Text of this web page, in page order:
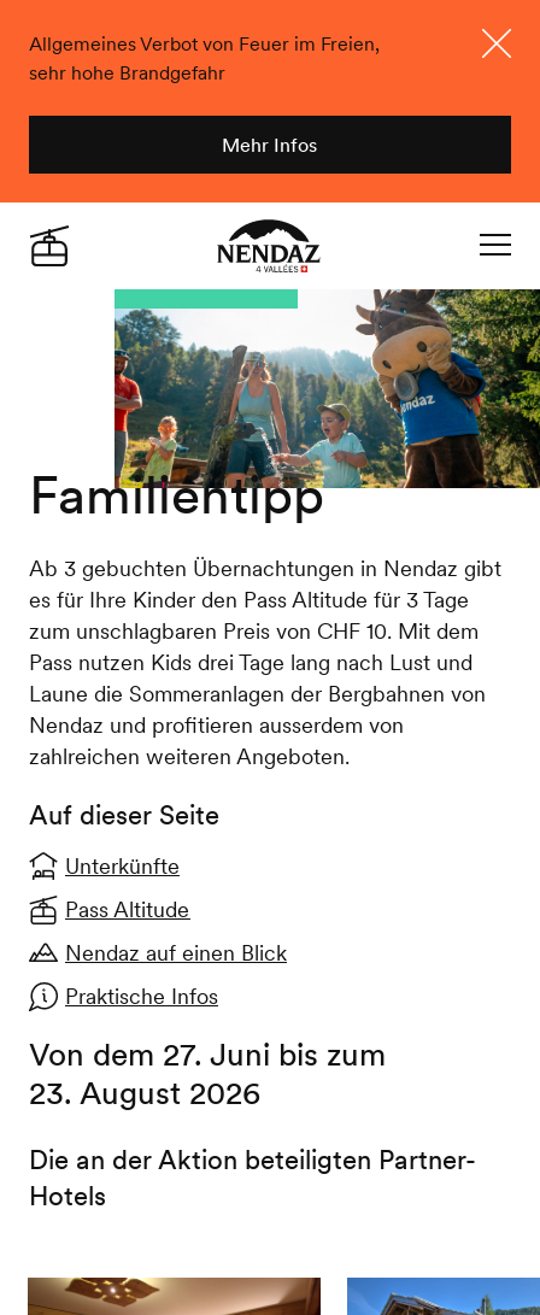
Allgemeines Verbot von Feuer im Freien,
sehr hohe Brandgefahr
Mehr Infos
Nendaz
Familientipp
Ab 3 gebuchten Übernachtungen in Nendaz gibt
es für Ihre Kinder den Pass Altitude für 3 Tage
zum unschlagbaren Preis von CHF 10. Mit dem
Pass nutzen Kids drei Tage lang nach Lust und
Laune die Sommeranlagen der Bergbahnen von
Nendaz und profitieren ausserdem von
zahlreichen weiteren Angeboten.
Auf dieser Seite
Unterkünfte
Pass Altitude
Nendaz auf einen Blick
Praktische Infos
Von dem 27. Juni bis zum
23. August 2026
Die an der Aktion beteiligten Partner-
Hotels